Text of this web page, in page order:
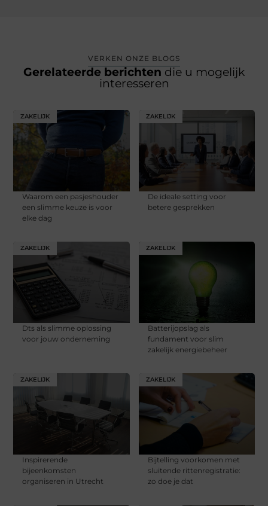
VERKEN ONZE BLOGS
Gerelateerde berichten die u mogelijk
interesseren
ZAKELIJK
Waarom een pasjeshouder
een slimme keuze is voor
elke dag
ZAKELIJK
De ideale setting voor
betere gesprekken
ZAKELIJK
Dts als slimme oplossing
voor jouw onderneming
ZAKELIJK
Batterijopslag als
fundament voor slim
zakelijk energiebeheer
ZAKELIJK
Inspirerende
bijeenkomsten
organiseren in Utrecht
ZAKELIJK
Bijtelling voorkomen met
sluitende rittenregistratie:
zo doe je dat